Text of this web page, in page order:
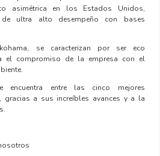
asimétrica en los Estados Unidos,
de ultra alto desempeño con bases
se caracterizan por ser eco
el compromiso de la empresa con el
encuentra entre las cinco mejores
gracias a sus increíbles avances y a la